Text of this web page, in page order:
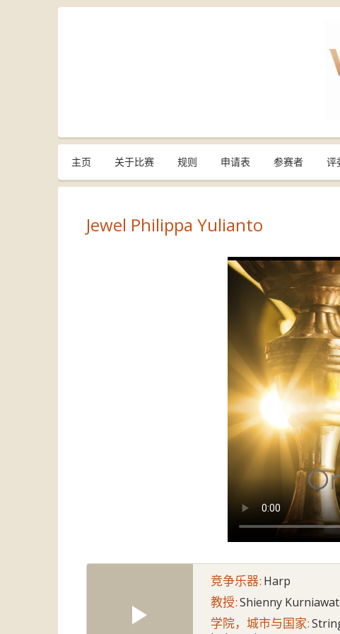
主页 关于比赛 规则 申请表 参赛者 评
Jewel Philippa Yulianto
竞争乐器: Harp
教授:Shienny
学院，城市与国家: